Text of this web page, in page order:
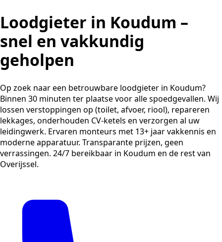
Loodgieter in Koudum –
snel en vakkundig
geholpen
Op zoek naar een betrouwbare loodgieter in Koudum?
Binnen 30 minuten ter plaatse voor alle spoedgevallen. Wij
lossen verstoppingen op (toilet, afvoer, riool), repareren
lekkages, onderhouden CV-ketels en verzorgen al uw
leidingwerk. Ervaren monteurs met 13+ jaar vakkennis en
moderne apparatuur. Transparante prijzen, geen
verrassingen. 24/7 bereikbaar in Koudum en de rest van
Overijssel.